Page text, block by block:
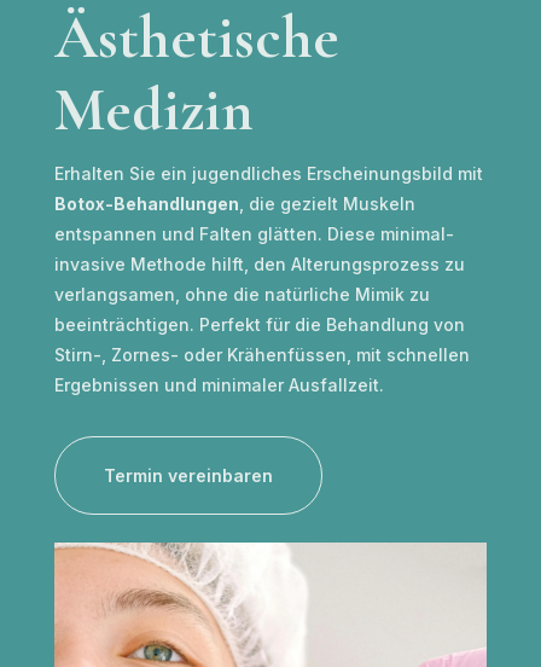
Ästhetische
Medizin
Erhalten Sie ein jugendliches Erscheinungsbild mit
Botox-Behandlungen , die gezielt Muskeln
entspannen und Falten glätten. Diese minimal-
invasive Methode hilft, den Alterungsprozess zu
verlangsamen, ohne die natürliche Mimik zu
beeinträchtigen. Perfekt für die Behandlung von
Stirn-, Zornes- oder Krähenfüssen, mit schnellen
Ergebnissen und minimaler Ausfallzeit.
Termin vereinbaren